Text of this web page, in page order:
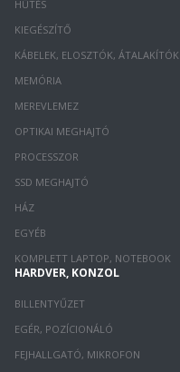
HŰTÉS
KIEGÉSZÍTŐ
KÁBELEK, ELOSZTÓK, ÁTALAKÍTÓK
MEMÓRIA
MEREVLEMEZ
OPTIKAI MEGHAJTÓ
PROCESSZOR
SSD MEGHAJTÓ
HÁZ
EGYÉB
KOMPLETT LAPTOP, NOTEBOOK
HARDVER, KONZOL
BILLENTYŰZET
EGÉR, POZÍCIONÁLÓ
FEJHALLGATÓ, MIKROFON